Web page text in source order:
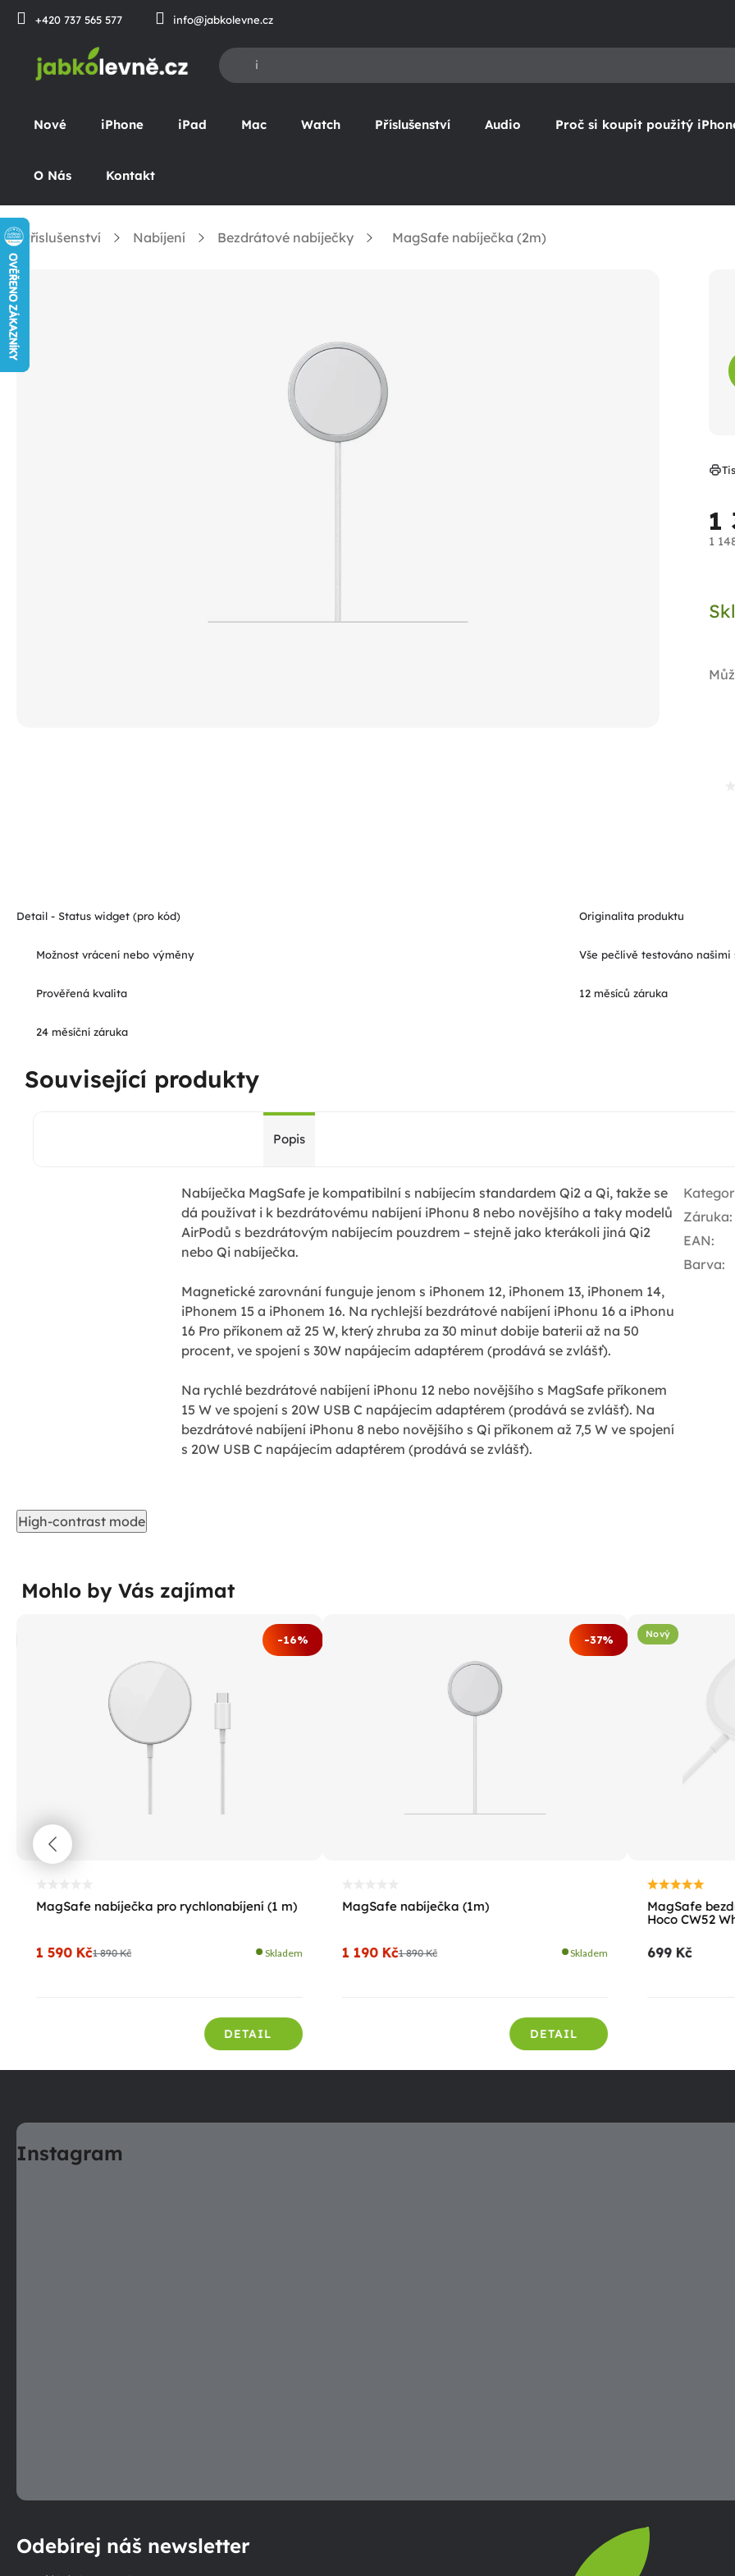
Přejít
+420 737 565 577 info@jabkolevne.cz
Nové iPhone iPad Mac Watch Příslušenství Audio Proč si koupit použitý
O Nás Kontakt
Příslušenství Nabíjení Bezdrátové nabíječky MagSafe nabíječka (2m)
1
1
Detail - Status widget (pro kód) Originalita produktu
Možnost vrácení nebo výměny Vše pečlivě testováno našimi
Prověřená kvalita 12 měsíců záruka
24 měsíční záruka
Související produkty
Popis
Nabíječka MagSafe je kompatibilní s nabíjecím standardem Qi2 a Qi, takže se
dá používat i k bezdrátovému nabíjení iPhonu 8 nebo novějšího a taky modelů
AirPodů s bezdrátovým nabíjecím pouzdrem – stejně jako kterákoli jiná Qi2
nebo Qi nabíječka.
Magnetické zarovnání funguje jenom s iPhonem 12, iPhonem 13, iPhonem 14,
iPhonem 15 a iPhonem 16. Na rychlejší bezdrátové nabíjení iPhonu 16 a iPhonu
16 Pro příkonem až 25 W, který zhruba za 30 minut dobije baterii až na 50
procent, ve spojení s 30W napájecím adaptérem (prodává se zvlášť).
Na rychlé bezdrátové nabíjení iPhonu 12 nebo novějšího s MagSafe příkonem
15 W ve spojení s 20W USB C napájecím adaptérem (prodává se zvlášť). Na
bezdrátové nabíjení iPhonu 8 nebo novějšího s Qi příkonem až 7,5 W ve spojení
s 20W USB C napájecím adaptérem (prodává se zvlášť).
Záruka:
EAN:
Barva:
High-contrast mode
Mohlo by Vás zajímat
-16%
MagSafe nabíječka pro rychlonabíjení (1 m)
1 890 Kč
1 590 Kč Skladem
DETAIL
-37%
MagSafe nabíječka (1m)
1 890 Kč
1 190 Kč Skladem
DETAIL
Nový
MagSafe
Hoco CW52
699 Kč
Instagram
Odebírej náš newsletter